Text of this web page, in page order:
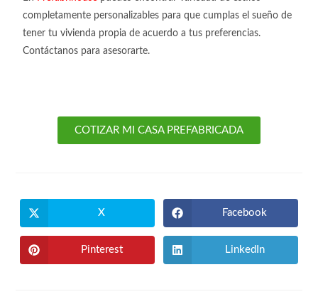
completamente personalizables para que cumplas el sueño de
tener tu vivienda propia de acuerdo a tus preferencias.
Contáctanos para asesorarte.
COTIZAR MI CASA PREFABRICADA
X Facebook
Pinterest LinkedIn